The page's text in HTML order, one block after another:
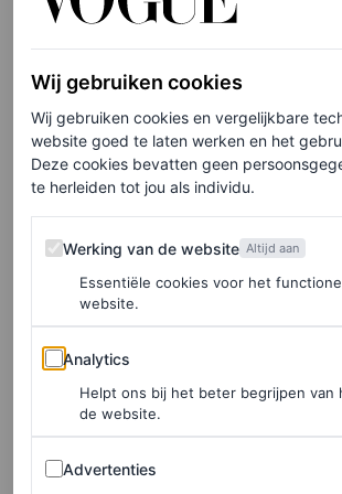
gegeten worden door jonger publiek. Zo
creatieve combinaties van kaviaar met
gerechten op social media heel
en kipnuggets. Eind 2023 raakten
enthousiast over de‘caviar bump‘,
direct van de hand eet. Dit is volgens
manier om de smaak te ervaren, zonder
andere materialen. Kortom, het lijkt
2025 de augurk misschien wel van zijn
LEES OOK
Deze koffiecocktail wil je dit weekend nog
Wij gebruiken cookies
Wij gebruiken cookies en vergelijkbare
website goed te laten werken en het
Deze cookies bevatten geen
te herleiden tot jou als individu.
Werking van de website
Werking van de website Altijd aan
Essentiële cookies voor het
website.
Analytics
Analytics
Helpt ons bij het beter begrijpen van
de website.
Advertenties
Advertenties